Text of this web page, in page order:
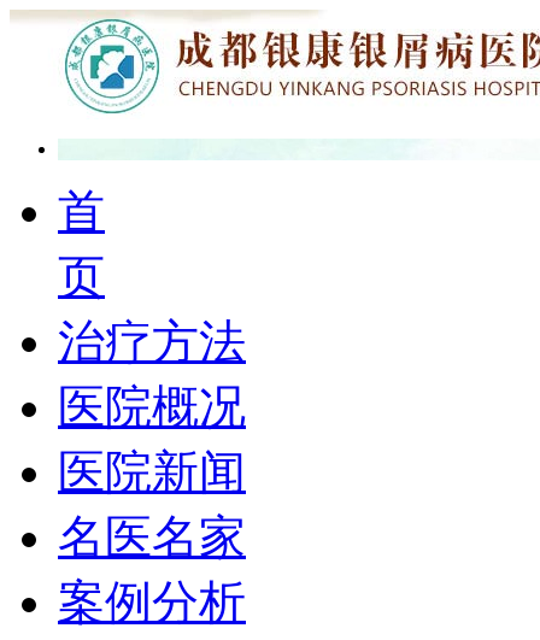
首
页
治疗方法
医院概况
医院新闻
名医名家
案例分析